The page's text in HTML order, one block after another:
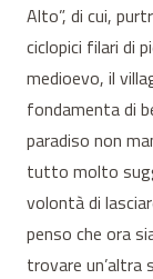
Alto”, di cui,
ciclopici filari di
medioevo, il
fondamenta di
paradiso non
tutto molto
volontà di
penso che ora
trovare un’altra